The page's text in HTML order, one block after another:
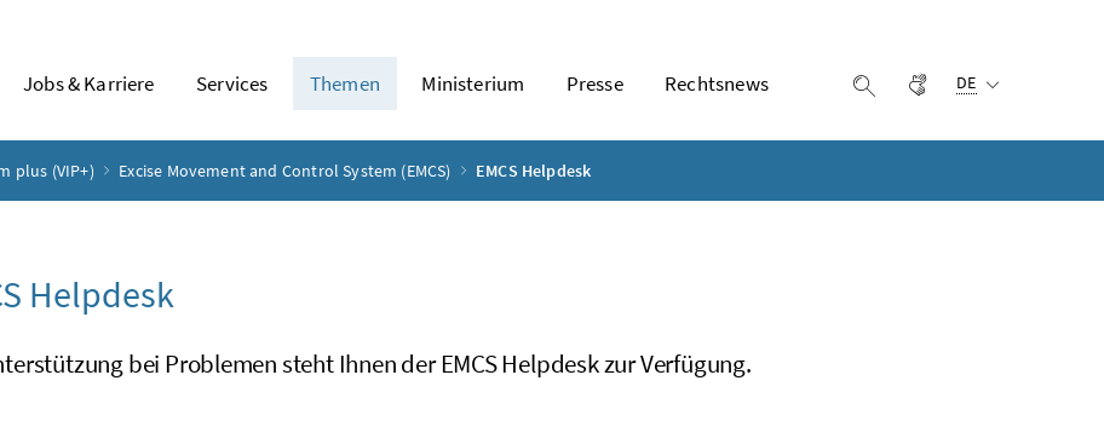
Jobs & Karriere Services Themen Ministerium Presse Rechtsnews Suche einblenden
Gebärdensprache
DE
plus (VIP+) Excise Movement and Control System (EMCS) EMCS Helpdesk
Helpdesk
bei Problemen steht Ihnen der EMCS Helpdesk zur Verfügung.